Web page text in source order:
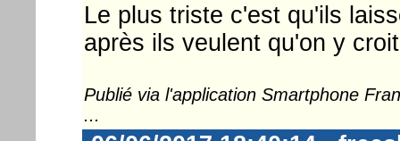
Le plus triste c'est qu'ils
après ils veulent qu'on y
Publié via l'application Smartphone
...